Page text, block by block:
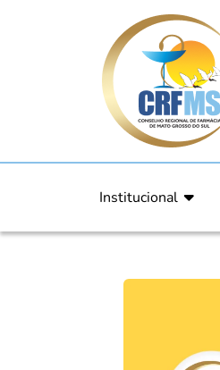
Institucional
Estrutura
Ex Presidentes